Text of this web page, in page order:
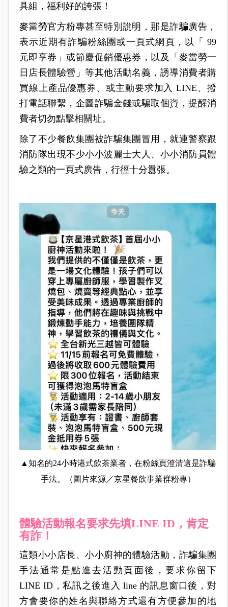
具組，福利好的誇張！
麥當勞官方粉專甚至特別說明，那是詐騙廣告，
表示近期有詐騙粉絲團或一頁式網頁，以「 99
元即享券」或節慶促銷優惠券，以及「麥當勞一
日店長體驗營」等其他活動名義，誘導消費者購
買線上產品優惠券、或主動要求加入 LINE、撥
打電話聯繫，企圖詐騙金錢或騙取個資，提醒消
費者切勿點擊相關址。
除了不少餐飲集團被詐騙集團冒用，就連警察跟
消防隊出現不少小小波麗士大人、小小消防員體
驗之類的一頁式廣告，行徑十分囂張。
▲知名的24小時港式飲茶業者，在粉絲頁澄清這是詐騙
手法。（圖片來源／京星餐飲事業群粉專）
體驗活動報名要求先填LINE ID，肯定
有詐！
這類小小店長、小小廚神的體驗活動，詐騙集團
手法通常是點進去活動頁面後，要求你留下
LINE ID，私訊之後進入 line 的訊息窗口後，對
方會要你的姓名與聯絡方式還有方便參加的地